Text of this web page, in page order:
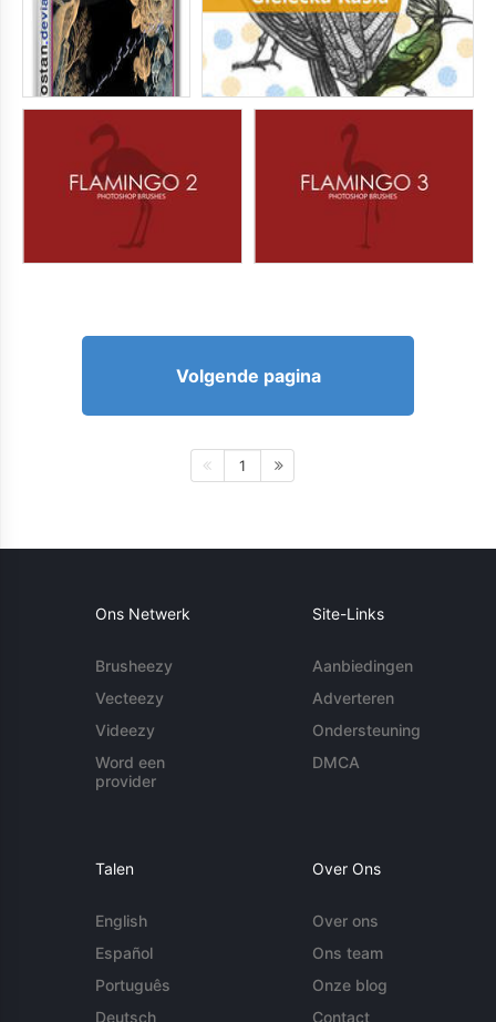
Volgende pagina
1
Ons Netwerk
Brusheezy
Vecteezy
Videezy
Word een
provider
Site-Links
Aanbiedingen
Adverteren
Ondersteuning
DMCA
Talen
English
Español
Português
Deutsch
Over Ons
Over ons
Ons team
Onze blog
Contact